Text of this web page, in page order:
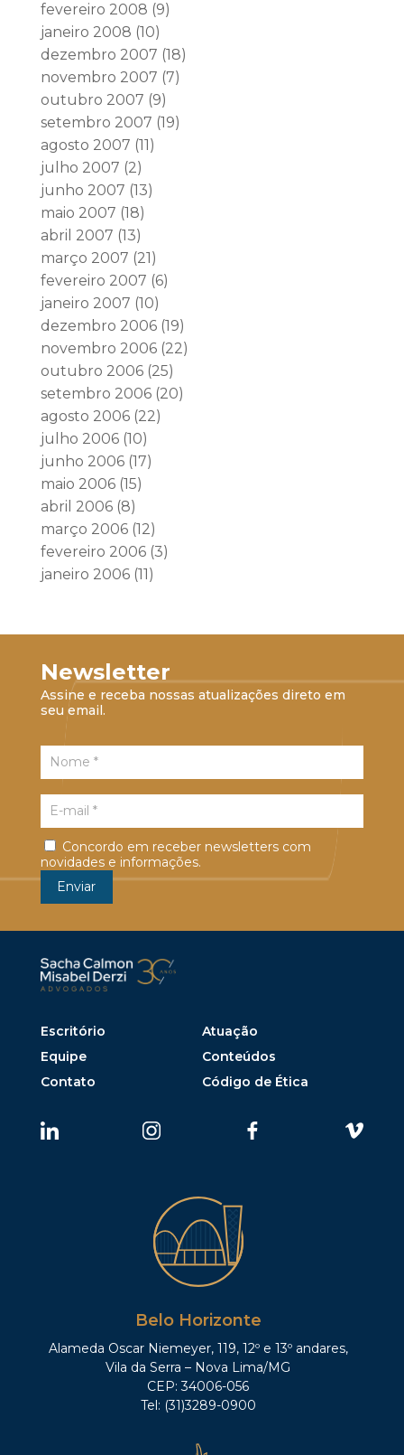
fevereiro 2008 (9)
janeiro 2008 (10)
dezembro 2007 (18)
novembro 2007 (7)
outubro 2007 (9)
setembro 2007 (19)
agosto 2007 (11)
julho 2007 (2)
junho 2007 (13)
maio 2007 (18)
abril 2007 (13)
março 2007 (21)
fevereiro 2007 (6)
janeiro 2007 (10)
dezembro 2006(19)
novembro 2006(22)
outubro 2006(25)
setembro 2006(20)
agosto 2006(22)
julho 2006(10)
junho 2006(17)
maio 2006(15)
abril 2006(8)
março 2006(12)
fevereiro 2006(3)
janeiro 2006(11)
Newsletter
Assine e receba nossas atualizações direto em
seu email.
Concordo em receber newsletters com
novidades e informações.
Escritório
Atuação
Equipe
Conteúdos
Contato
Código de Ética
Belo Horizonte
Alameda Oscar Niemeyer, 119, 12º e 13º andares,
Vila da Serra – Nova Lima/MG
CEP: 34006-056
Tel: (31)3289-0900